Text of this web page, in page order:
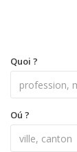
Quoi ?
Oú ?